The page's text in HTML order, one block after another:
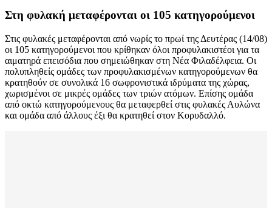
Στη φυλακή μεταφέρονται οι 105 κατηγορούμενοι
Στις φυλακές μεταφέρονται από νωρίς το πρωί της Δευτέρας (14/08)
οι 105 κατηγορούμενοι που κρίθηκαν όλοι προφυλακιστέοι για τα
αιματηρά επεισόδια που σημειώθηκαν στη Νέα Φιλαδέλφεια. Οι
πολυπληθείς ομάδες των προφυλακισμένων κατηγορούμενων θα
κρατηθούν σε συνολικά 16 σωφρονιστικά ιδρύματα της χώρας,
χωρισμένοι σε μικρές ομάδες των τριών ατόμων. Επίσης ομάδα
από οκτώ κατηγορούμενους θα μεταφερθεί στις φυλακές Αυλώνα
και ομάδα από άλλους έξι θα κρατηθεί στον Κορυδαλλό.